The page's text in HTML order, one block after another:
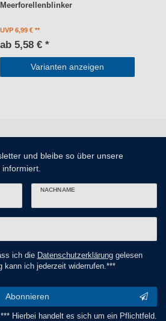
Meerforellenblinker
UVP 6,99 €
ab 5,58 € *
Varianten anzeigen
und bleibe so über unsere
informiert.
NACHNAME
ich die Daten­schutz­erklärunggelesen
kann ich jederzeit widerrufen.***
Abonnieren
*** Hierbei handelt es sich um ein Pflichtfeld.